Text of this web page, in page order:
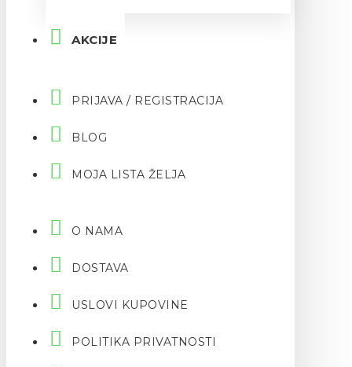
AKCIJE
PRIJAVA / REGISTRACIJA
BLOG
MOJA LISTA ŽELJA
O NAMA
DOSTAVA
USLOVI KUPOVINE
POLITIKA PRIVATNOSTI